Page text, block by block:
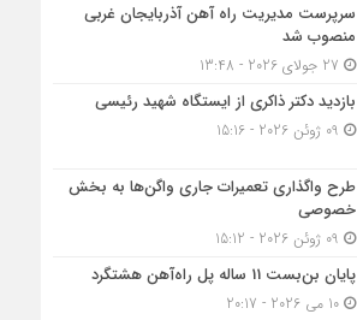
سرپرست مدیریت راه آهن آذربایجان غربی
منصوب شد
بازدید دکتر ذاکری از ایستگاه شهید رئیسی
طرح واگذاری تعمیرات جاری واگن‌ها به بخش
خصوصی
پایان بن‌بست 11 ساله پل راه‌آهن هشتگرد
10 می 2026 - 20:17